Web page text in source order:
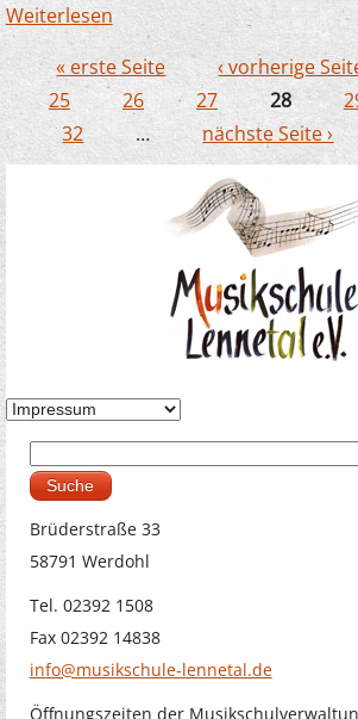
Weiterlesen über Musik im Team
Seiten
« erste Seite ‹ vorherige
25
26 27 28
32
… nächste Seite ›
Suchformular
Brüderstraße 33
58791 Werdohl
Tel. 02392 1508
Fax 02392 14838
info@musikschule-lennetal.de
Öffnungszeiten der